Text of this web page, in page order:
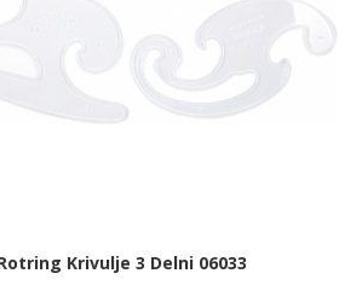
Krivulje 3 Delni 06033